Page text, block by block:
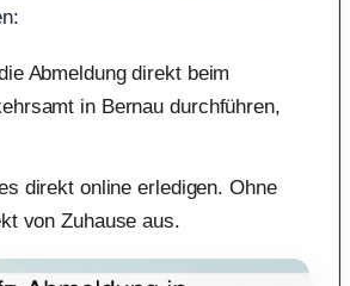
Abmeldung direkt beim
in Bernau durchführen,
direkt online erledigen. Ohne
von Zuhause aus.